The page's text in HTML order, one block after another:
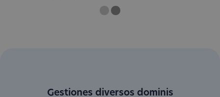
OneTwo
Current Slide
Gestiones diversos dominis